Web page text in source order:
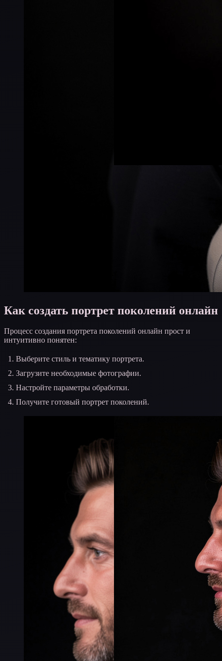
Как создать портрет поколений онлайн
Процесс создания портрета поколений онлайн прост и
интуитивно понятен:
Выберите стиль и тематику портрета.
Загрузите необходимые фотографии.
Настройте параметры обработки.
Получите готовый портрет поколений.